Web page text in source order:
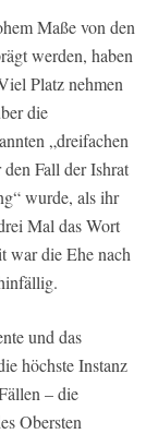
Maße von den
werden, haben
Platz nehmen
die
„dreifachen
Fall der Ishrat
wurde, als ihr
Mal das Wort
war die Ehe nach
und das
höchste Instanz
– die
Obersten